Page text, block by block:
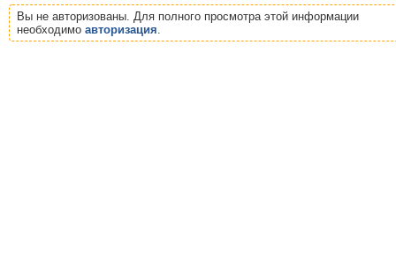
Вы не авторизованы. Для полного просмотра этой информации
необходимо авторизация.